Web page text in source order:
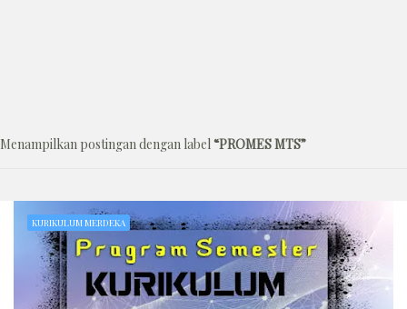
Menampilkan postingan dengan label PROMES MTS
KURIKULUM MERDEKA